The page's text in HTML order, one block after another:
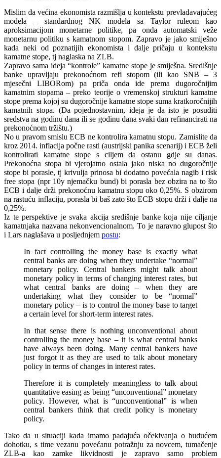
Mislim da većina ekonomista razmišlja u kontekstu prevladavajućeg
modela – standardnog NK modela sa Taylor ruleom kao
aproksimacijom monetarne politike, pa onda automatski veže
monetarnu politiku s kamatnom stopom. Zapravo je jako smiješno
kada neki od poznatijih ekonomista i dalje pričaju u kontekstu
kamatne stope, tj naglaska na ZLB.
Zapravo sama ideja “kontrole” kamatne stope je smiješna. Središnje
banke upravljaju prekonoćnom refi stopom (ili kao SNB – 3
mjesečni LIBORom) pa priča onda ide prema dugoročnijim
kamatnim stopama – preko teorije o vremenskoj strukturi kamatne
stope prema kojoj su dugoročnije kamatne stope suma kratkoročnijih
kamatnih stopa. (Da pojednostavnim, ideja je da isto je posuditi
sredstva na godinu dana ili se godinu dana svaki dan refinancirati na
prekonoćnom tržištu.)
No u pravom smislu ECB ne kontrolira kamatnu stopu. Zamislite da
kroz 2014. inflacija počne rasti (austrijski panika scenarij) i ECB želi
kontrolirati kamatne stope s ciljem da ostanu gdje su danas.
Prekonoćna stopa bi vjerojatno ostala jako niska no dugoročnije
stope bi porasle, tj krivulja prinosa bi dodatno povećala nagib i risk
free stopa (npr 10y njemačku bund) bi porasla bez obzira na to što
ECB i dalje drži prekonoćnu kamatnu stopu oko 0,25%. S obzirom
na rastuću inflaciju, porasla bi baš zato što ECB stopu drži i dalje na
0,25%.
Iz te perspektive je svaka akcija središnje banke koja nije ciljanje
kamatnjaka nazvana nekonvencionalnom. To je naravno glupost što
i Lars naglašava u posljednjem postu:
In fact controlling the money base is exactly what
central banks are doing when they undertake “normal”
monetary policy. Central bankers might talk about
monetary policy in terms of changing interest rates, but
what central banks are doing – when they are
undertaking what they consider to be “normal”
monetary policy – is to control the money base to target
a certain level for short-term interest rates.
In that sense there is nothing unconventional about
controlling the money base – it is what central banks
have always been doing. Many central bankers have
just forgot it as they are used to talk about monetary
policy in terms of changes in interest rates.
Therefore it is completely meaningless to talk about
quantitative easing as being “unconventional” monetary
policy. However, what is “unconventional” is when
central bankers think that credit policy is monetary
policy.
Tako da u situaciji kada imamo padajuća očekivanja o budućem
dohotku, s time vezanu povećanu potražnju za novcem, tumačenje
ZLB-a kao zamke likvidnosti je zapravo samo problem